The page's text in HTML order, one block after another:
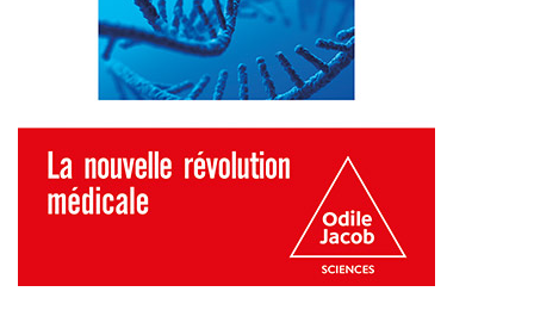
Métropole Nice Côte d'Azur
Ville de Nice
CCAS NICE
Département des Alpes Maritimes
Ma Région Sud